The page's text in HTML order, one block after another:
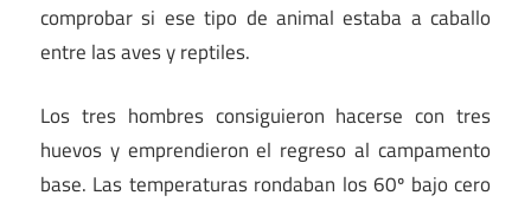
comprobar si ese tipo de animal estaba a caballo
entre las aves y reptiles.
Los tres hombres consiguieron hacerse con tres
huevos y emprendieron el regreso al campamento
base. Las temperaturas rondaban los 60º bajo cero